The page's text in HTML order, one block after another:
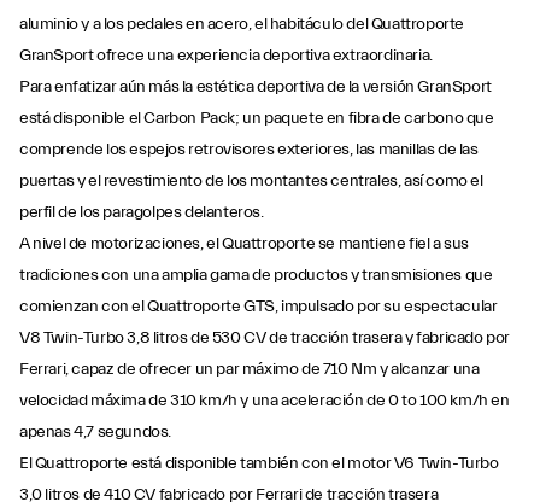
aluminio y a los pedales en acero, el habitáculo del Quattroporte
GranSport ofrece una experiencia deportiva extraordinaria.
Para enfatizar aún más la estética deportiva de la versión GranSport
está disponible el Carbon Pack; un paquete en fibra de carbono que
comprende los espejos retrovisores exteriores, las manillas de las
puertas y el revestimiento de los montantes centrales, así como el
perfil de los paragolpes delanteros.
A nivel de motorizaciones, el Quattroporte se mantiene fiel a sus
tradiciones con una amplia gama de productos y transmisiones que
comienzan con el Quattroporte GTS, impulsado por su espectacular
V8 Twin-Turbo 3,8 litros de 530 CV de tracción trasera y fabricado por
Ferrari, capaz de ofrecer un par máximo de 710 Nm y alcanzar una
velocidad máxima de 310 km/h y una aceleración de 0 to 100 km/h en
apenas 4,7 segundos.
El Quattroporte está disponible también con el motor V6 Twin-Turbo
3,0 litros de 410 CV fabricado por Ferrari de tracción trasera